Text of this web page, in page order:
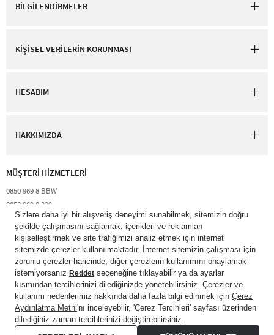
BİLGİLENDİRMELER
KİŞİSEL VERİLERİN KORUNMASI
HESABIM
HAKKIMIZDA
MÜŞTERİ HİZMETLERİ​
0850 969 8 BBW​
0850 969 8 229​​
destek@bathandbodyworks.com.tr
Resmi tatiller hariç hafta içi 09:00 – 18:00 saatleri arası​
© 2026 Bath & Body Works Direct Inc. Shaya Mağazacılık A.Ş. Franchise
lisansı aracılığıyla işletilen ticari markasıdır. Her hakkı saklıdır.
© Bath & Body Works.All Rights Reserved.